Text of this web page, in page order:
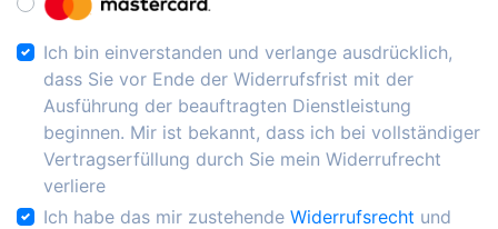
Ich bin einverstanden und verlange ausdrücklich,
dass Sie vor Ende der Widerrufsfrist mit der
Ausführung der beauftragten Dienstleistung
beginnen. Mir ist bekannt, dass ich bei vollständiger
Vertragserfüllung durch Sie mein Widerrufrecht
verliere
Ich habe das mir zustehende Widerrufsrecht und